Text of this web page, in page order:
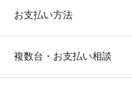
お支払い方法
複数台・お支払い相談